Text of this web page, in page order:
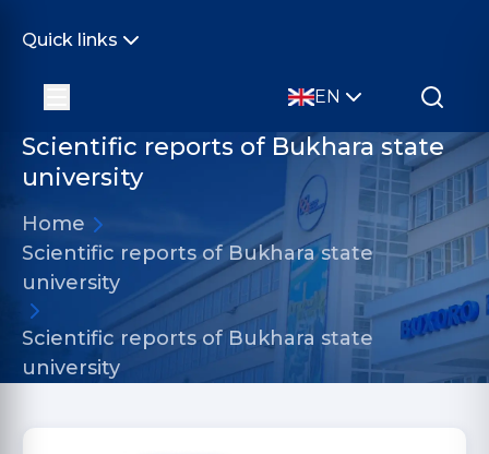
Quick links
EN
Scientific reports of Bukhara state
university
Home
Scientific reports of Bukhara state
university
Scientific reports of Bukhara state
university